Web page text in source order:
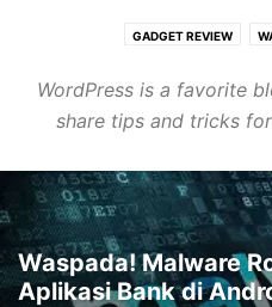
GADGET REVIEW
WordPress is a favorite
share tips and tricks
Waspada! Malware
Aplikasi Bank di